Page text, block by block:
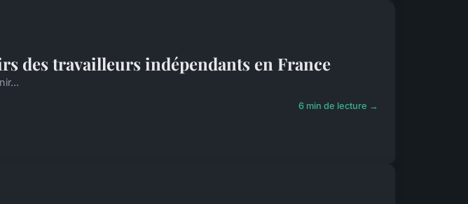
des travailleurs indépendants en France
6 min de lecture →